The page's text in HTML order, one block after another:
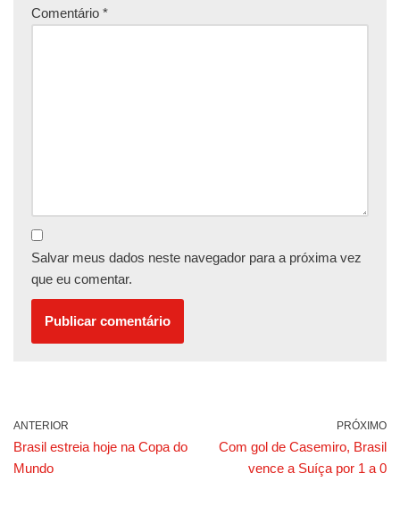
Comentário *
Salvar meus dados neste navegador para a próxima vez
que eu comentar.
ANTERIOR
Brasil estreia hoje na Copa do
Mundo
PRÓXIMO
Com gol de Casemiro, Brasil
vence a Suíça por 1 a 0